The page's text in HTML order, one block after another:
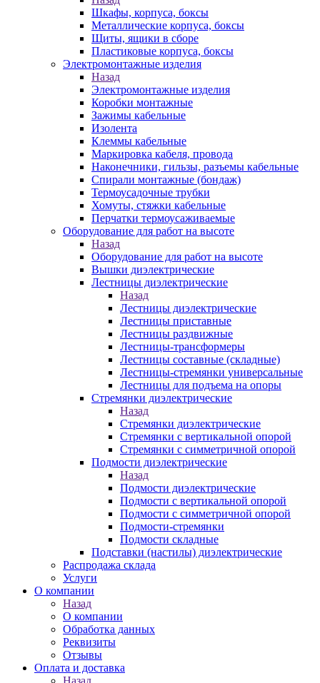
Шкафы, корпуса, боксы
Металлические корпуса, боксы
Щиты, ящики в сборе
Пластиковые корпуса, боксы
Электромонтажные изделия
Назад
Электромонтажные изделия
Коробки монтажные
Зажимы кабельные
Изолента
Клеммы кабельные
Маркировка кабеля, провода
Наконечники, гильзы, разъемы кабельные
Спирали монтажные (бондаж)
Термоусадочные трубки
Хомуты, стяжки кабельные
Перчатки термоусаживаемые
Оборудование для работ на высоте
Назад
Оборудование для работ на высоте
Вышки диэлектрические
Лестницы диэлектрические
Назад
Лестницы диэлектрические
Лестницы приставные
Лестницы раздвижные
Лестницы-трансформеры
Лестницы составные (складные)
Лестницы-стремянки универсальные
Лестницы для подъема на опоры
Стремянки диэлектрические
Назад
Стремянки диэлектрические
Стремянки с вертикальной опорой
Стремянки с симметричной опорой
Подмости диэлектрические
Назад
Подмости диэлектрические
Подмости с вертикальной опорой
Подмости с симметричной опорой
Подмости-стремянки
Подмости складные
Подставки (настилы) диэлектрические
Распродажа склада
Услуги
О компании
Назад
О компании
Обработка данных
Реквизиты
Отзывы
Оплата и доставка
Назад